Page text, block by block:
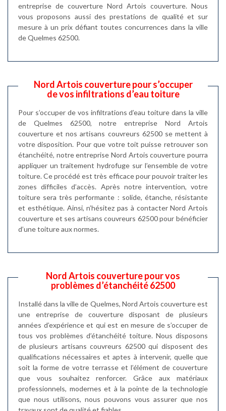
entreprise de couverture Nord Artois couverture. Nous
vous proposons aussi des prestations de qualité et sur
mesure à un prix défiant toutes concurrences dans la ville
de Quelmes 62500.
Nord Artois couverture pour s’occuper
de vos infiltrations d’eau toiture
Pour s’occuper de vos infiltrations d’eau toiture dans la ville
de Quelmes 62500, notre entreprise Nord Artois
couverture et nos artisans couvreurs 62500 se mettent à
votre disposition. Pour que votre toit puisse retrouver son
étanchéité, notre entreprise Nord Artois couverture pourra
appliquer un traitement hydrofuge sur l’ensemble de votre
toiture. Ce procédé est très efficace pour pouvoir traiter les
zones difficiles d’accès. Après notre intervention, votre
toiture sera très performante : solide, étanche, résistante
et esthétique. Ainsi, n’hésitez pas à contacter Nord Artois
couverture et ses artisans couvreurs 62500 pour bénéficier
d’une toiture aux normes.
Nord Artois couverture pour vos
problèmes d’étanchéité 62500
Installé dans la ville de Quelmes, Nord Artois couverture est
une entreprise de couverture disposant de plusieurs
années d’expérience et qui est en mesure de s’occuper de
tous vos problèmes d’étanchéité toiture. Nous disposons
de plusieurs artisans couvreurs 62500 qui disposent des
qualifications nécessaires et aptes à intervenir, quelle que
soit la forme de votre terrasse et l’élément de couverture
que vous souhaitez renforcer. Grâce aux matériaux
professionnels, modernes et à la pointe de la technologie
que nous utilisons, nous pouvons vous assurer que nos